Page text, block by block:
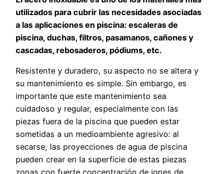
utilizados para cubrir las necesidades asociadas
a las aplicaciones en piscina: escaleras de
piscina, duchas, filtros, pasamanos, cañones y
cascadas, rebosaderos, pódiums, etc.
Resistente y duradero, su aspecto no se altera y
su mantenimiento es simple. Sin embargo, es
importante que este mantenimiento sea
cuidadoso y regular, especialmente con las
piezas fuera de la piscina que pueden estar
sometidas a un medioambiente agresivo: al
secarse, las proyecciones de agua de piscina
pueden crear en la superficie de estas piezas
zonas con fuerte concentración de iones de